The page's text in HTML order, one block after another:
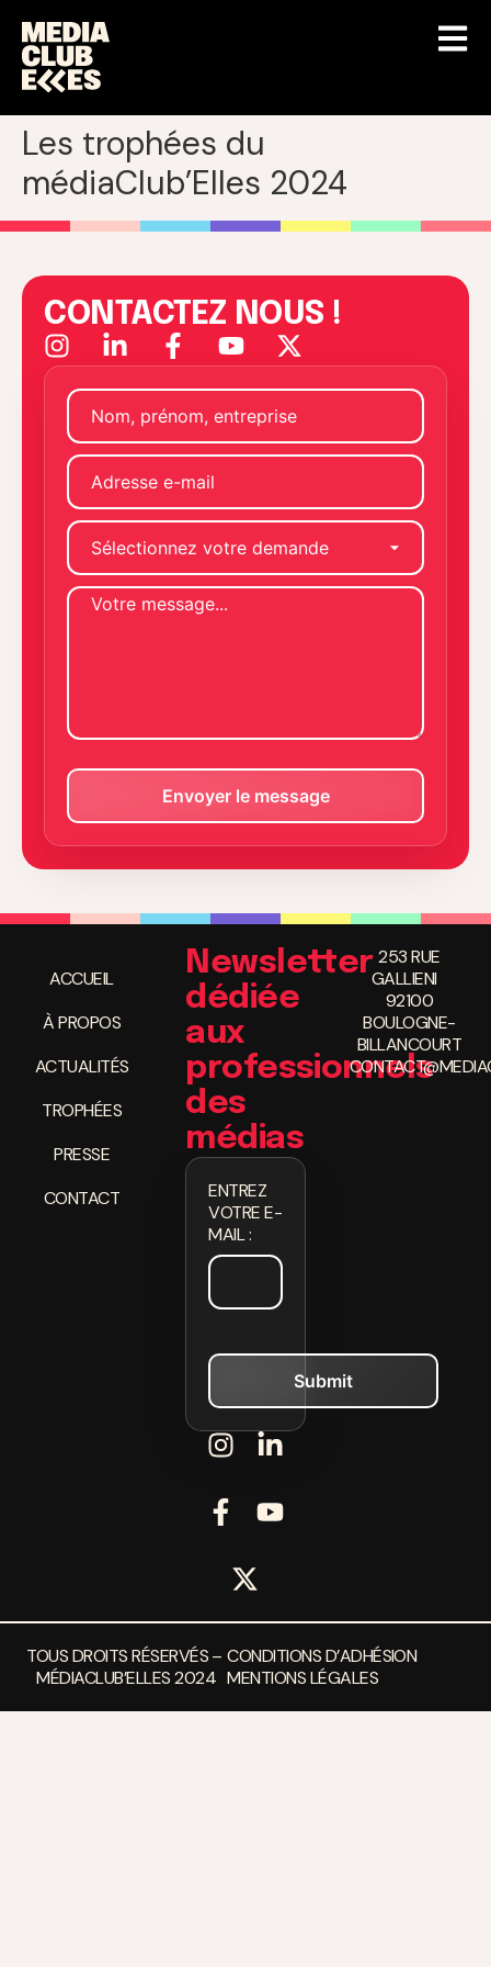
Les trophées du
médiaClub’Elles 2024
CONTACTEZ NOUS !
ACCUEIL
À PROPOS
ACTUALITÉS
TROPHÉES
PRESSE
CONTACT
Newsletter
dédiée
aux
professionnels
des
médias
ENTREZ
VOTRE E-
MAIL :
253 RUE
GALLIENI
92100
BOULOGNE-
BILLANCOURT
TOUS DROITS RÉSERVÉS –
MÉDIACLUB’ELLES 2024
CONDITIONS D’ADHÉSION
MENTIONS LÉGALES